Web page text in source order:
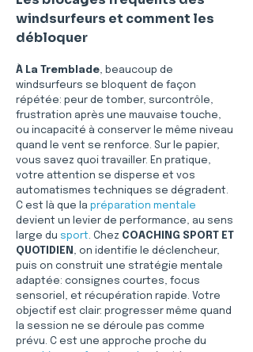
windsurfeurs et comment les
débloquer
À La Tremblade, beaucoup de
windsurfeurs se bloquent de façon
répétée: peur de tomber, surcontrôle,
frustration après une mauvaise touche,
ou incapacité à conserver le même niveau
quand le vent se renforce. Sur le papier,
vous savez quoi travailler. En pratique,
votre attention se disperse et vos
automatismes techniques se dégradent.
C est là que la préparation mentale
devient un levier de performance, au sens
large du sport. Chez COACHING SPORT ET
QUOTIDIEN , on identifie le déclencheur,
puis on construit une stratégie mentale
adaptée: consignes courtes, focus
sensoriel, et récupération rapide. Votre
objectif est clair: progresser même quand
la session ne se déroule pas comme
prévu. C est une approche proche du